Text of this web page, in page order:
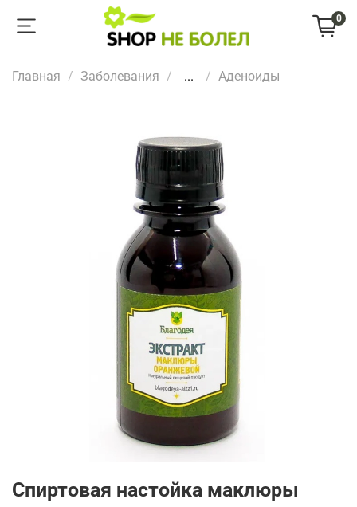
0
Главная Заболевания ... Аденоиды
Спиртовая настойка маклюры